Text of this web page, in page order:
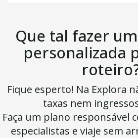
Que tal fazer
personalizada
Fique esperto! Na Explora
taxas nem
Faça um plano responsável
especialistas e viaje sem